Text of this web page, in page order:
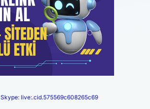
Skype: live:.cid.575569c608265c69